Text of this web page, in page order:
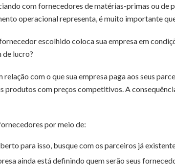
com fornecedores de matérias-primas ou de
operacional representa, é muito importante
escolhido coloca sua empresa em
de lucro?
com o que sua empresa paga aos seus
produtos com preços competitivos. A
por meio de:
para isso, busque com os parceiros já
ainda está definindo quem serão seus